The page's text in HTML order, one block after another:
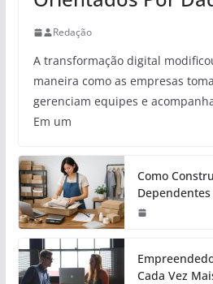
Redação
A transformação digital
maneira como as empresas
gerenciam equipes e
Em um
Como
Cada Vez